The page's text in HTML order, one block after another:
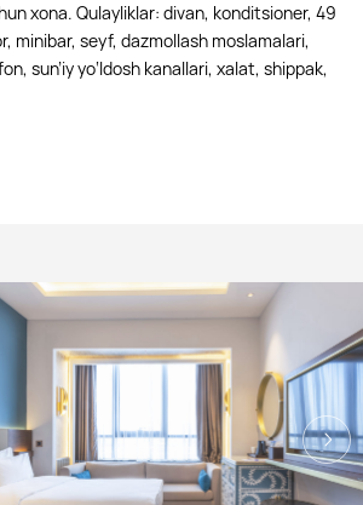
xona. Qulayliklar: divan, konditsioner, 49
minibar, seyf, dazmollash moslamalari,
sun’iy yo‘ldosh kanallari, xalat, shippak,